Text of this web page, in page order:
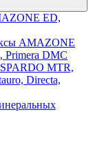
ED,
AMAZONE
Primera DMC
MTR,
Directa,